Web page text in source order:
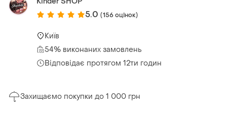
5.0 (156 оцінок)
Київ
54% виконаних замовлень
Відповідає протягом 12ти годин
Захищаємо покупки до 1 000 грн